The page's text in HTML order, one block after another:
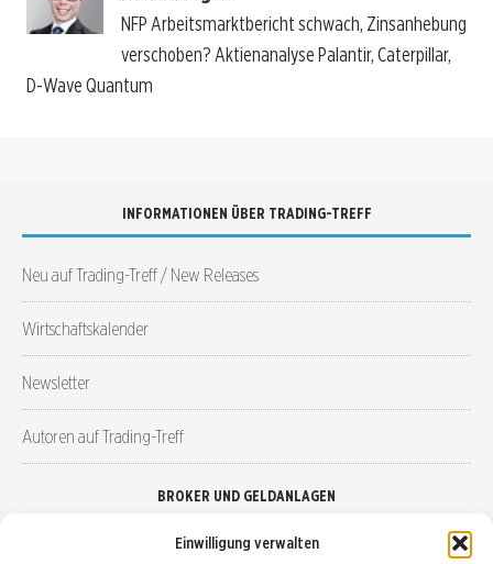
Einwilligung verwalten
NFP Arbeitsmarktbericht schwach, Zinsanhebung
verschoben? Aktienanalyse Palantir, Caterpillar,
D-Wave Quantum
INFORMATIONEN ÜBER TRADING-TREFF
Neu auf Trading-Treff / New Releases
Wirtschaftskalender
Newsletter
Autoren auf Trading-Treff
BROKER UND GELDANLAGEN